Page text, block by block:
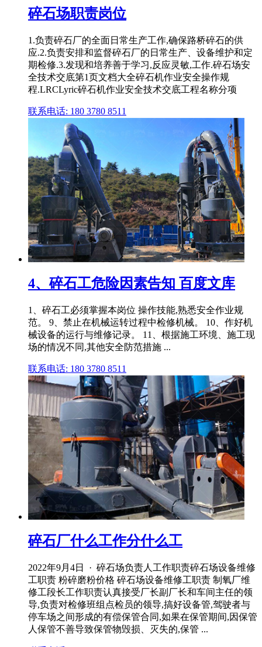
碎石场职责岗位
1.负责碎石厂的全面日常生产工作,确保路桥碎石的供
应.2.负责安排和监督碎石厂的日常生产、设备维护和定
期检修.3.发现和培养善于学习,反应灵敏,工作.碎石场安
全技术交底第1页文档大全碎石机作业安全操作规
程.LRCLyric碎石机作业安全技术交底工程名称分项
联系电话: 180 3780 8511
4、碎石工危险因素告知 百度文库
1、碎石工必须掌握本岗位 操作技能,熟悉安全作业规
范。 9、禁止在机械运转过程中检修机械。 10、作好机
械设备的运行与维修记录。 11、根据施工环境、施工现
场的情况不同,其他安全防范措施 ...
联系电话: 180 3780 8511
碎石厂什么工作分什么工
2022年9月4日 · 碎石场负责人工作职责碎石场设备维修
工职责 粉碎磨粉价格 碎石场设备维修工职责 制氧厂维
修工段长工作职责认真接受厂长副厂长和车间主任的领
导,负责对检修班组点检员的领导,搞好设备管,驾驶者与
停车场之间形成的有偿保管合同,如果在保管期间,因保管
人保管不善导致保管物毁损、灭失的,保管 ...